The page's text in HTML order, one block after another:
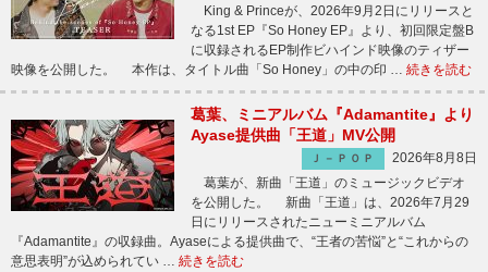
King & Princeが、2026年9月2日にリリースと
なる1st EP『So Honey EP』より、初回限定盤B
に収録されるEP制作ビハインド映像のティザー
映像を公開した。 本作は、タイトル曲「So Honey」の中の印 … 続きを読む
葛葉、ミニアルバム『Adamantite』より
Ayase提供曲「王道」MV公開
Ｊ－ＰＯＰ
2026年8月8日
葛葉が、新曲「王道」のミュージックビデオ
を公開した。 新曲「王道」は、2026年7月29
日にリリースされたニューミニアルバム
『Adamantite』の収録曲。Ayaseによる提供曲で、“王者の苦悩”と“これからの
意思表明”が込められてい … 続きを読む